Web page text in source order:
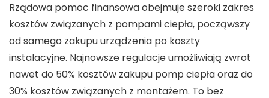
Rządowa pomoc finansowa obejmuje szeroki zakres
kosztów związanych z pompami ciepła, począwszy
od samego zakupu urządzenia po koszty
instalacyjne. Najnowsze regulacje umożliwiają zwrot
nawet do 50% kosztów zakupu pomp ciepłaoraz do
30% kosztów związanych z montażem. To bez